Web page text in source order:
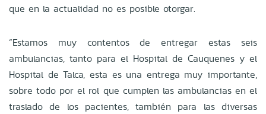
que en la actualidad no es posible otorgar.
“Estamos muy contentos de entregar estas seis
ambulancias, tanto para el Hospital de Cauquenes y el
Hospital de Talca, esta es una entrega muy importante,
sobre todo por el rol que cumplen las ambulancias en el
traslado de los pacientes, también para las diversas